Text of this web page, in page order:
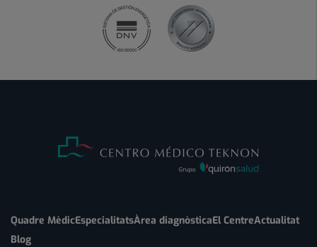
Quadre MèdicEspecialitatsÀrea diagnòsticaEl CentreActualitat
Blog